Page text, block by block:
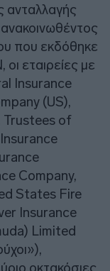
ανταλλαγής
που εκδόθηκε
εταιρείες με
Insurance
(US),
Trustees of
Company,
States Fire
Insurance
Limited
οκτακόσιες